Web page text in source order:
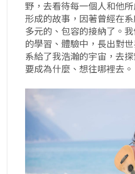
野，去看待每一個人和他
形成的故事，因著曾經在系
多元的、包容的接納了。
的學習、體驗中，長出對
系給了我浩瀚的宇宙，去
要成為什麼、想往哪裡去。